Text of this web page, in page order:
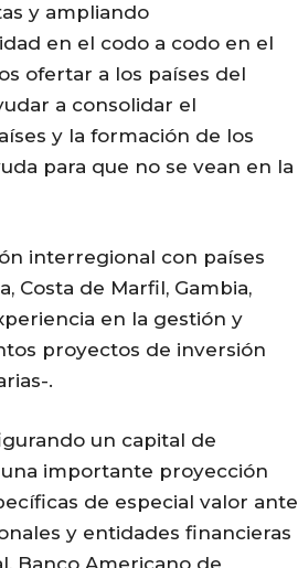
y ampliando
en el codo a codo en el
ofertar a los países del
a consolidar el
y la formación de los
para que no se vean en la
interregional con países
Costa de Marfil, Gambia,
en la gestión y
proyectos de inversión
.
un capital de
importante proyección
de especial valor ante
y entidades financieras